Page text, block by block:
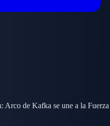
Arco de Kafka se une a la Fuerza